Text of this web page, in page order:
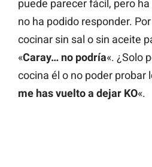
puede parecer fácil, pero
no ha podido responder.
cocinar sin sal o sin aceite
«Caray… no podría«. ¿Solo
cocina él o no poder probar
me has vuelto a dejar KO«.